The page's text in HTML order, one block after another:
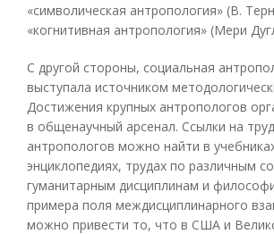
«символическая антропология» (В.
«когнитивная антропология» (Мери
С другой стороны, социальная
выступала источником
Достижения крупных антропологов
в общенаучный арсенал. Ссылки на
антропологов можно найти в
энциклопедиях, трудах по различным
гуманитарным дисциплинам и
примера поля междисциплинарного
можно привести то, что в США и